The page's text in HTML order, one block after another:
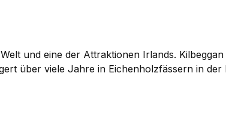
und eine der Attraktionen Irlands.
über viele Jahre in Eichenholzfässern in